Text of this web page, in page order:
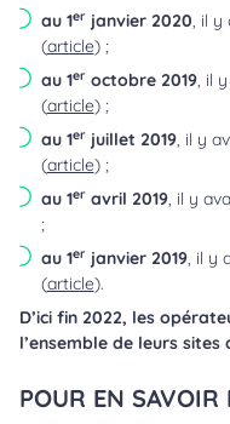
au 1erjanvier 2020, il y
(article) ;
au 1eroctobre 2019, il
(article) ;
au 1erjuillet 2019, il y
(article) ;
au 1eravril 2019, il y
;
au 1erjanvier 2019, il y
(article).
D’ici fin 2022, les
l’ensemble de leurs
POUR EN SAVOIR